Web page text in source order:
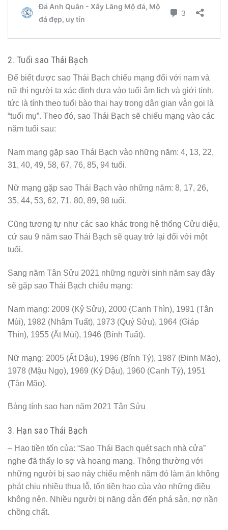
2. Tuổi sao Thái Bạch
Để biết được sao Thái Bạch chiếu mạng đối với nam và
nữ thì người ta xác định dựa vào tuổi âm lịch và giới tính,
tức là tính theo tuổi bào thai hay trong dân gian vẫn gọi là
“tuổi mụ”. Theo đó, sao Thái Bạch sẽ chiếu mạng vào các
năm tuổi sau:
Nam mạng gặp sao Thái Bạch vào những năm: 4, 13, 22,
31, 40, 49, 58, 67, 76, 85, 94 tuổi.
Nữ mạng gặp sao Thái Bạch vào những năm: 8, 17, 26,
35, 44, 53, 62, 71, 80, 89, 98 tuổi.
Cũng tương tự như các sao khác trong hệ thống Cửu diệu,
cứ sau 9 năm sao Thái Bạch sẽ quay trở lại đối với một
tuổi.
Sang năm Tân Sửu 2021 những người sinh năm say đây
sẽ gặp sao Thái Bạch chiếu mạng:
Nam mạng: 2009 (Kỷ Sửu), 2000 (Canh Thìn), 1991 (Tân
Mùi), 1982 (Nhâm Tuất), 1973 (Quý Sửu), 1964 (Giáp
Thìn), 1955 (Ất Mùi), 1946 (Bính Tuất).
Nữ mạng: 2005 (Ất Dậu), 1996 (Bính Tý), 1987 (Đinh Mão),
1978 (Mậu Ngọ), 1969 (Kỷ Dậu), 1960 (Canh Tý), 1951
(Tân Mão).
Bảng tính sao hạn năm 2021 Tân Sửu
3. Hạn sao Thái Bạch
– Hao tiền tốn của: “Sao Thái Bạch quét sạch nhà cửa”
nghe đã thấy lo sợ và hoang mang. Thông thường với
những người bị sao này chiếu mệnh năm đó làm ăn không
phát chịu nhiều thua lỗ, tốn tiền hao của vào những điều
không nên. Nhiều người bị năng dẫn đến phá sản, nợ nần
chồng chất.